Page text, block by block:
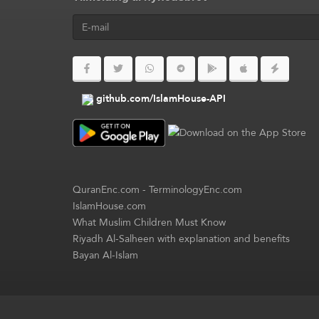
github.com/IslamHouse-API
QuranEnc.com-TerminologyEnc.com
IslamHouse.com
What Muslim Children Must Know
Riyadh Al-Salheen with explanation and benefits
Bayan Al-Islam